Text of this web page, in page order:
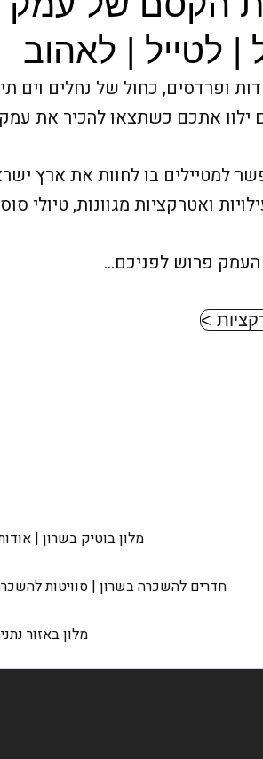
| לטייל | לאהוב
ופרדסים, כחול של נחלים וים
ילוו אתכם כשתצאו להכיר את
למטיילים בו לחוות את ארץ
ואטרקציות מגוונות, טיולי
העמק פרוש לפניכם…
>
מלון בוטיק בשרון |
חדרים להשכרה בשרון | סוויטות
מלון באזור